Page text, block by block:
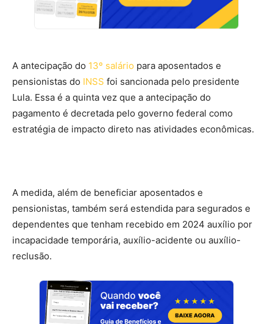
A antecipação do 13º salário para aposentados e
pensionistas do INSS foi sancionada pelo presidente
Lula. Essa é a quinta vez que a antecipação do
pagamento é decretada pelo governo federal como
estratégia de impacto direto nas atividades econômicas.
A medida, além de beneficiar aposentados e
pensionistas, também será estendida para segurados e
dependentes que tenham recebido em 2024 auxílio por
incapacidade temporária, auxílio-acidente ou auxílio-
reclusão.